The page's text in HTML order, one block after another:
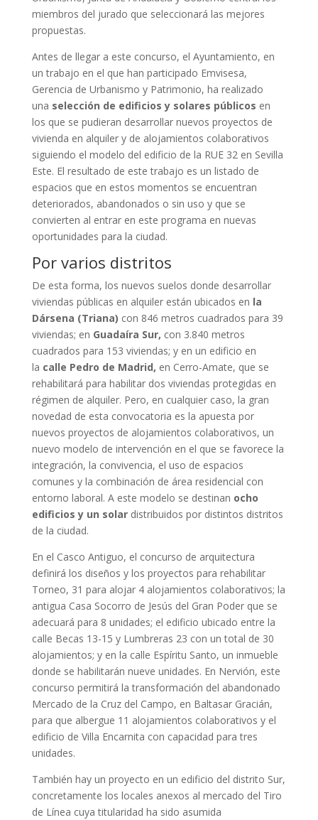
miembros del jurado que seleccionará las mejores
propuestas.
Antes de llegar a este concurso, el Ayuntamiento, en
un trabajo en el que han participado Emvisesa,
Gerencia de Urbanismo y Patrimonio, ha realizado
una selección de edificios y solares públicos en
los que se pudieran desarrollar nuevos proyectos de
vivienda en alquiler y de alojamientos colaborativos
siguiendo el modelo del edificio de la RUE 32 en Sevilla
Este. El resultado de este trabajo es un listado de
espacios que en estos momentos se encuentran
deteriorados, abandonados o sin uso y que se
convierten al entrar en este programa en nuevas
oportunidades para la ciudad.
Por varios distritos
De esta forma, los nuevos suelos donde desarrollar
viviendas públicas en alquiler están ubicados en la
Dársena (Triana) con 846 metros cuadrados para 39
viviendas; en Guadaíra Sur, con 3.840 metros
cuadrados para 153 viviendas; y en un edificio en
la calle Pedro de Madrid, en Cerro-Amate, que se
rehabilitará para habilitar dos viviendas protegidas en
régimen de alquiler. Pero, en cualquier caso, la gran
novedad de esta convocatoria es la apuesta por
nuevos proyectos de alojamientos colaborativos, un
nuevo modelo de intervención en el que se favorece la
integración, la convivencia, el uso de espacios
comunes y la combinación de área residencial con
entorno laboral. A este modelo se destinan ocho
edificios y un solardistribuidos por distintos distritos
de la ciudad.
En el Casco Antiguo, el concurso de arquitectura
definirá los diseños y los proyectos para rehabilitar
Torneo, 31 para alojar 4 alojamientos colaborativos; la
antigua Casa Socorro de Jesús del Gran Poder que se
adecuará para 8 unidades; el edificio ubicado entre la
calle Becas 13-15 y Lumbreras 23 con un total de 30
alojamientos; y en la calle Espíritu Santo, un inmueble
donde se habilitarán nueve unidades. En Nervión, este
concurso permitirá la transformación del abandonado
Mercado de la Cruz del Campo, en Baltasar Gracián,
para que albergue 11 alojamientos colaborativos y el
edificio de Villa Encarnita con capacidad para tres
unidades.
También hay un proyecto en un edificio del distrito Sur,
concretamente los locales anexos al mercado del Tiro
de Línea cuya titularidad ha sido asumida